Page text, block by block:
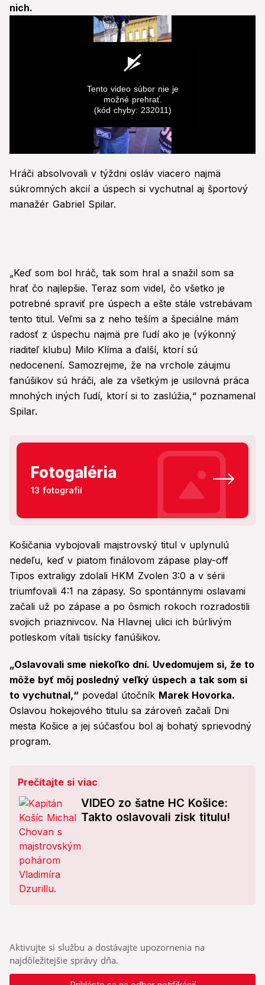
nich.
seconds
of
0
seconds
Tento video súbor nie je
možné prehrať.
(kód chyby: 232011)
Hráči absolvovali v týždni osláv viacero najmä
súkromných akcií a úspech si vychutnal aj športový
manažér Gabriel Spilar.
„Keď som bol hráč, tak som hral a snažil som sa
hrať čo najlepšie. Teraz som videl, čo všetko je
potrebné spraviť pre úspech a ešte stále vstrebávam
tento titul. Veľmi sa z neho teším a špeciálne mám
radosť z úspechu najmä pre ľudí ako je (výkonný
riaditeľ klubu) Milo Klíma a ďalší, ktorí sú
nedocenení. Samozrejme, že na vrchole záujmu
fanúšikov sú hráči, ale za všetkým je usilovná práca
mnohých iných ľudí, ktorí si to zaslúžia,“ poznamenal
Spilar.
Fotogaléria
13 fotografií
Košičania vybojovali majstrovský titul v uplynulú
nedeľu, keď v piatom finálovom zápase play-off
Tipos extraligy zdolali HKM Zvolen 3:0 a v sérii
triumfovali 4:1 na zápasy. So spontánnymi oslavami
začali už po zápase a po ôsmich rokoch rozradostili
svojich priaznivcov. Na Hlavnej ulici ich búrlivým
potleskom vítali tisícky fanúšikov.
„Oslavovali sme niekoľko dní. Uvedomujem si, že to
môže byť môj posledný veľký úspech a tak som si
to vychutnal,“ povedal útočník Marek Hovorka.
Oslavou hokejového titulu sa zároveň začali Dni
mesta Košice a jej súčasťou bol aj bohatý sprievodný
program.
Prečítajte si viac
VIDEO zo šatne HC Košice:
Takto oslavovali zisk titulu!
Aktivujte si službu a dostávajte upozornenia na
najdôležitejšie správy dňa.